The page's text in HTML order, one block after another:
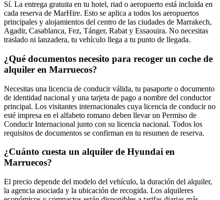
Sí. La entrega gratuita en tu hotel, riad o aeropuerto está incluida en
cada reserva de MarHire. Esto se aplica a todos los aeropuertos
principales y alojamientos del centro de las ciudades de Marrakech,
Agadir, Casablanca, Fez, Tánger, Rabat y Essaouira. No necesitas
traslado ni lanzadera, tu vehículo llega a tu punto de llegada.
¿Qué documentos necesito para recoger un coche de
alquiler en Marruecos?
Necesitas una licencia de conducir válida, tu pasaporte o documento
de identidad nacional y una tarjeta de pago a nombre del conductor
principal. Los visitantes internacionales cuya licencia de conducir no
esté impresa en el alfabeto romano deben llevar un Permiso de
Conducir Internacional junto con su licencia nacional. Todos los
requisitos de documentos se confirman en tu resumen de reserva.
¿Cuánto cuesta un alquiler de Hyundai en
Marruecos?
El precio depende del modelo del vehículo, la duración del alquiler,
la agencia asociada y la ubicación de recogida. Los alquileres